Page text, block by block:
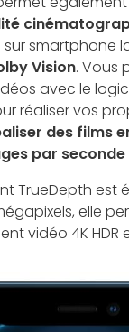
smartphone
Vision. Vous
avec le
réaliser vos
des films
par seconde
TrueDepth est
elle
vidéo 4K HDR